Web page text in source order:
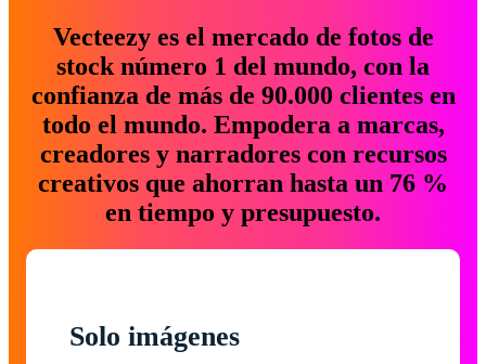
Vecteezy es el mercado de fotos de
stock número 1 del mundo, con la
confianza de más de 90.000 clientes en
todo el mundo. Empodera a marcas,
creadores y narradores con recursos
creativos que ahorran hasta un 76 %
en tiempo y presupuesto.
Solo imágenes